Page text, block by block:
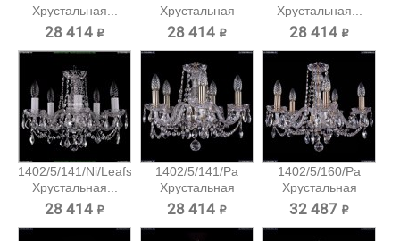
Хрустальная...
28 414 ₽
Хрустальная
подвесная...
28 414 ₽
Хрустальная...
28 414 ₽
1402/5/141/Ni/Leafs
Хрустальная...
28 414 ₽
1402/5/141/Pa
Хрустальная
подвесная...
28 414 ₽
1402/5/160/Pa
Хрустальная
подвесная...
32 487 ₽